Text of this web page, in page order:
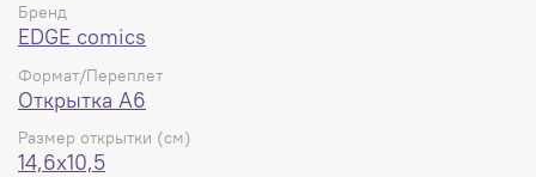
Бренд
EDGE comics
Формат/Переплет
Открытка А6
Размер открытки (см)
14,6x10,5